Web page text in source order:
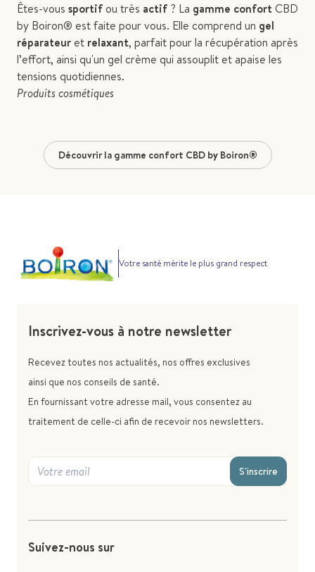
Êtes-vous sportifou très actif ? La gamme confortCBD
by Boiron® est faite pour vous. Elle comprend un gel
réparateur et relaxant, parfait pour la récupération après
l’effort, ainsi qu'un gel crème qui assouplit et apaise les
tensions quotidiennes.
Produits cosmétiques
Découvrir la gamme confort CBD by Boiron®
Votre santé mérite le plus grand respect
Inscrivez-vous à notre newsletter
Recevez toutes nos actualités, nos offres exclusives
ainsi que nos conseils de santé.
En fournissant votre adresse mail, vous consentez au
traitement de celle-ci afin de recevoir nos newsletters.
S'inscrire
Suivez-nous sur